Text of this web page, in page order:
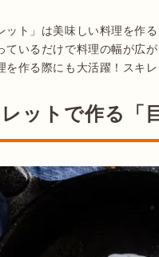
ット」は美味しい料理を作
ているだけで料理の幅が広
ットで作る「